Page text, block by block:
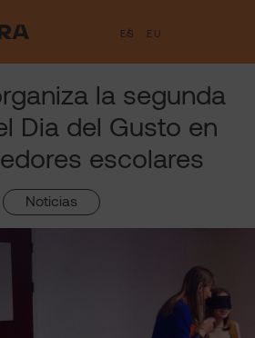
ES EU
la segunda
Dia del Gusto en
escolares
Noticias